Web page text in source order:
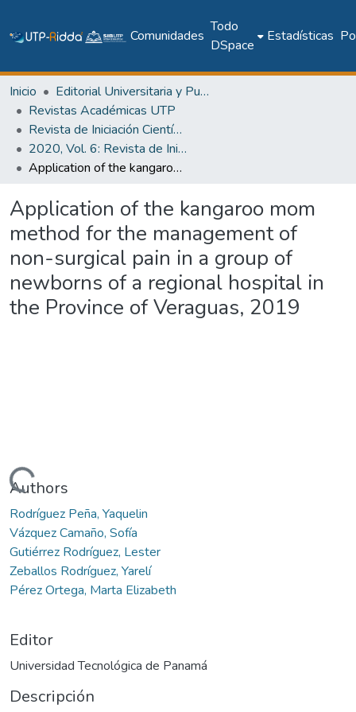
Comunidades
Todo
DSpace
Estadísticas
Inicio
Editorial Universitaria y Publicaciones Seriadas
Revistas Académicas UTP
Revista de Iniciación Científica
2020, Vol. 6: Revista de Iniciación Científica, Edición Especial
Application of the kangaroo mom method for the management of non-surgical pain in a group of newborns of a regional hospital in the Province of Veraguas, 2019
Application of the kangaroo mom
method for the management of
non-surgical pain in a group of
newborns of a regional hospital in
the Province of Veraguas, 2019
Authors
Rodríguez Peña, Yaquelin
Vázquez Camaño, Sofía
Gutiérrez Rodríguez, Lester
Zeballos Rodríguez, Yarelí
Pérez Ortega, Marta Elizabeth
Editor
Universidad Tecnológica de Panamá
Descripción